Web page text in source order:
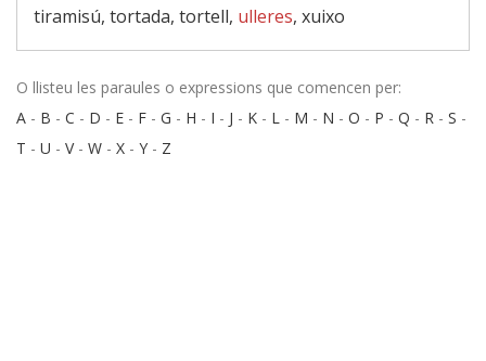
tiramisú, tortada, tortell, ulleres, xuixo
O llisteu les paraules o expressions que comencen per:
A - B - C - D - E - F - G - H - I - J - K - L - M - N - O - P - Q - R - S -
T - U - V- W - X - Y - Z